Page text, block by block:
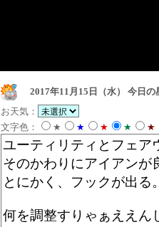
2017年11月15日（水）
今日の
お天気：
文字色：
★ ★ ★ ★ ★